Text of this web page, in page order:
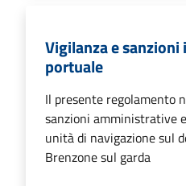
Vigilanza e
portuale
Il presente regolamento
sanzioni amministrative
unità di navigazione sul
Brenzone sul garda